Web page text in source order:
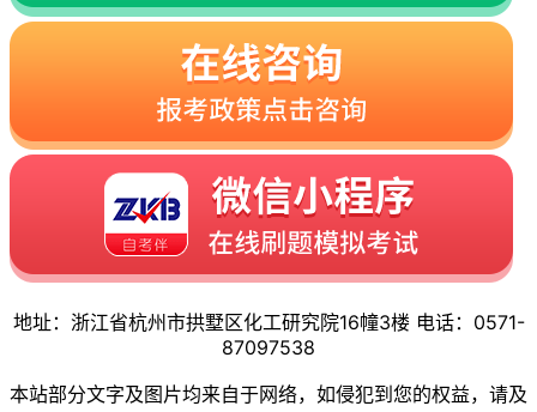
地址：浙江省杭州市拱墅区化工研究院16幢3楼 电话：0571-
87097538
本站部分文字及图片均来自于网络，如侵犯到您的权益，请及